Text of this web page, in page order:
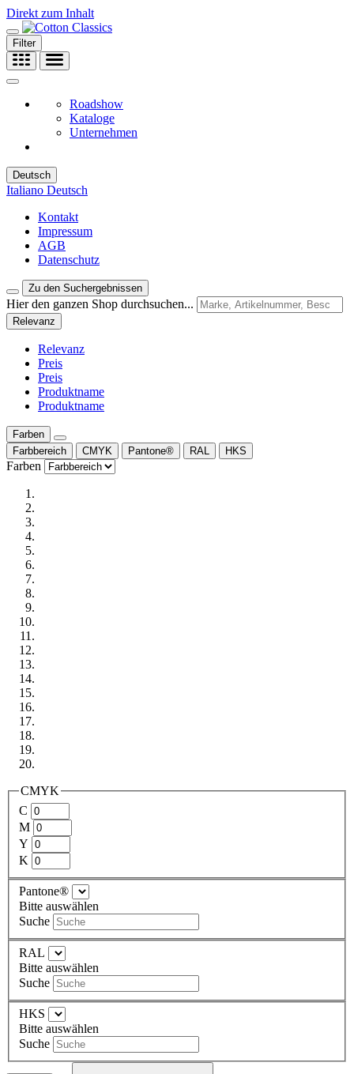
Direkt zum Inhalt
Filter
Roadshow
Kataloge
Unternehmen
Deutsch
Italiano Deutsch
Kontakt
Impressum
AGB
Datenschutz
Zu den Suchergebnissen
Hier den ganzen Shop durchsuchen...
Relevanz
Relevanz
Preis
Preis
Produktname
Produktname
Farben
Farbbereich
CMYK Pantone® RAL HKS
Farben
CMYK
C
M
Y
K
Pantone®
Bitte auswählen
Suche
RAL
Bitte auswählen
Suche
HKS
Bitte auswählen
Suche